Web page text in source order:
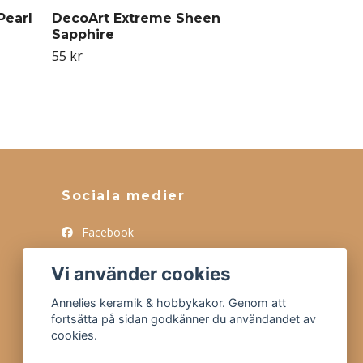
DecoArt Extreme Sheen
Sapphire
55 kr
Sociala medier
Facebook
Tiktok
Vi använder cookies
Annelies keramik & hobbykakor. Genom att
fortsätta på sidan godkänner du användandet av
cookies.